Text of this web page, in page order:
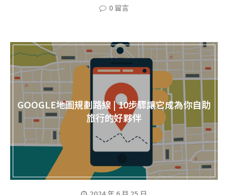
0 留言
GOOGLE地圖規劃路線 | 10步驟讓它成為你自助
旅行的好夥伴